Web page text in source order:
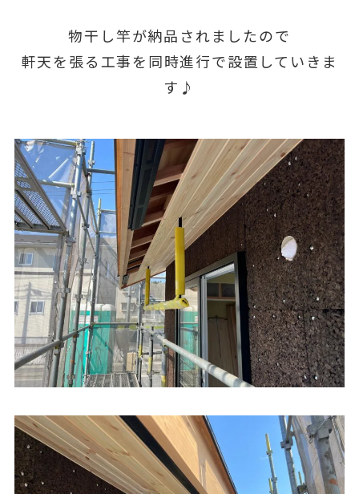
物干し竿が納品されましたので
軒天を張る工事を同時進行で設置していきま
す♪